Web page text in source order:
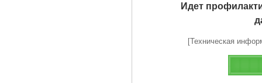
Идет
[Техническая